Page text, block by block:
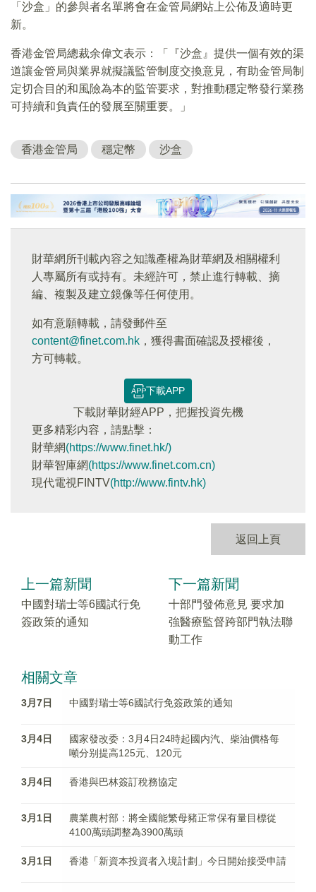
「沙盒」的參與者名單將會在金管局網站上公佈及適時更
新。
香港金管局總裁余偉文表示：「『沙盒』提供一個有效的渠
道讓金管局與業界就擬議監管制度交換意見，有助金管局制
定切合目的和風險為本的監管要求，對推動穩定幣發行業務
可持續和負責任的發展至關重要。」
香港金管局 穩定幣 沙盒
財華網所刊載內容之知識產權為財華網及相關權利
人專屬所有或持有。未經許可，禁止進行轉載、摘
編、複製及建立鏡像等任何使用。
如有意願轉載，請發郵件至
content@finet.com.hk ，獲得書面確認及授權後，
方可轉載。
下載APP
下載財華財經APP，把握投資先機
更多精彩内容，請點擊：
財華網(https://www.finet.hk/)
財華智庫網(https://www.finet.com.cn)
現代電視FINTV(http://www.fintv.hk)
返回上頁
上一篇新聞
中國對瑞士等6國試行免
簽政策的通知
下一篇新聞
十部門發佈意見 要求加
強醫療監督跨部門執法聯
動工作
相關文章
3月7日 中國對瑞士等6國試行免簽政策的通知
3月4日
國家發改委：3月4日24時起國内汽、柴油價格每
噸分别提高125元、120元
3月4日 香港與巴林簽訂稅務協定
3月1日
農業農村部：將全國能繁母豬正常保有量目標從
4100萬頭調整為3900萬頭
3月1日 香港「新資本投資者入境計劃」今日開始接受申請